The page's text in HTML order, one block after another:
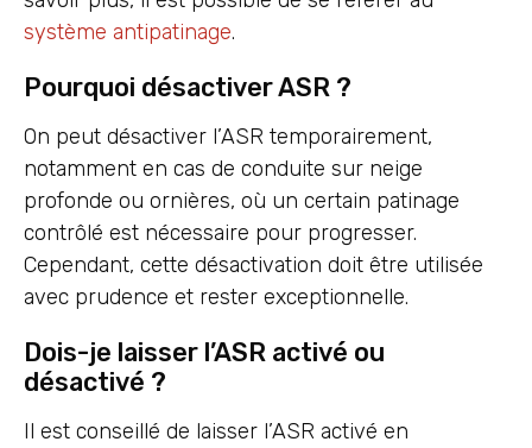
système antipatinage.
Pourquoi désactiver ASR ?
On peut désactiver l’ASR temporairement,
notamment en cas de conduite sur neige
profonde ou ornières, où un certain patinage
contrôlé est nécessaire pour progresser.
Cependant, cette désactivation doit être utilisée
avec prudence et rester exceptionnelle.
Dois-je laisser l’ASR activé ou
désactivé ?
Il est conseillé de laisser l’ASR activé en